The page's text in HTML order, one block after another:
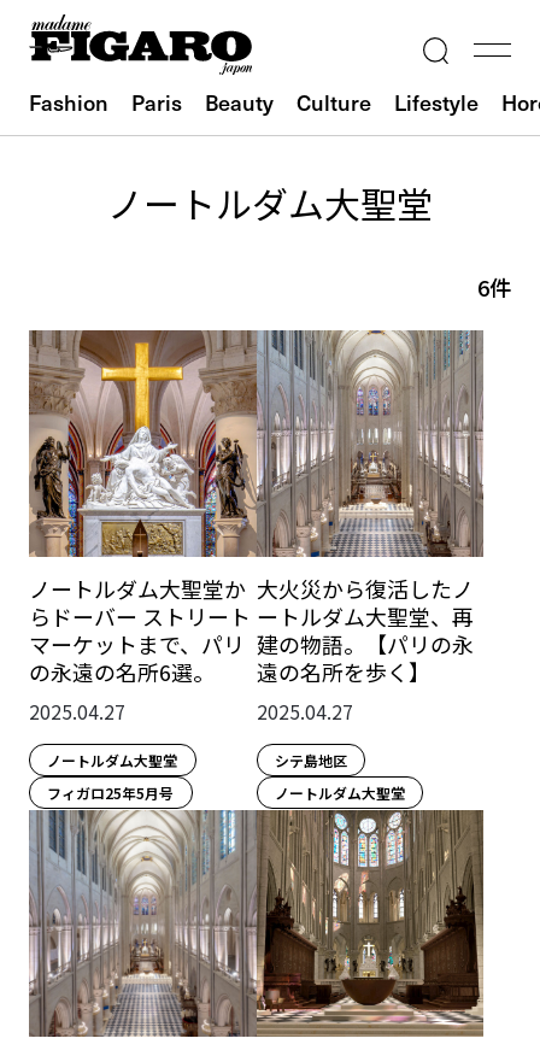
Fashion Paris Beauty Culture Lifestyle
ノートルダム大聖堂
6件
ノートルダム大聖堂か
らドーバー ストリート
マーケットまで、パリ
の永遠の名所6選。
2025.04.27
ノートルダム大聖堂
フィガロ25年5月号
大火災から復活したノ
ートルダム大聖堂、再
建の物語。【パリの永
遠の名所を歩く】
2025.04.27
シテ島地区
ノートルダム大聖堂